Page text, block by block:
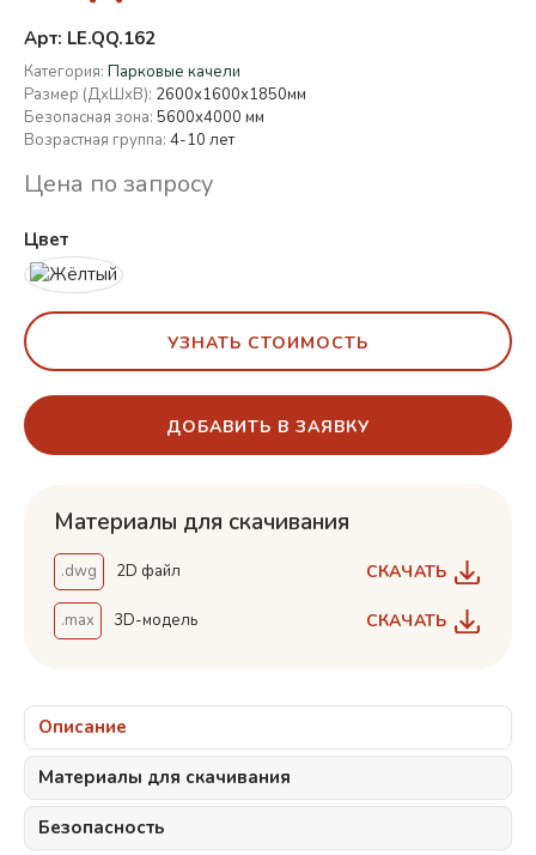
Арт: LE.QQ.162
Категория: Парковые качели
Размер (ДхШхВ): 2600х1600х1850мм
Безопасная зона: 5600х4000 мм
Возрастная группа: 4-10 лет
Цена по запросу
Цвет
УЗНАТЬ СТОИМОСТЬ
ДОБАВИТЬ В ЗАЯВКУ
Материалы для скачивания
.dwg 2D файл СКАЧАТЬ
.max 3D-модель СКАЧАТЬ
Описание
Материалы для скачивания
Безопасность